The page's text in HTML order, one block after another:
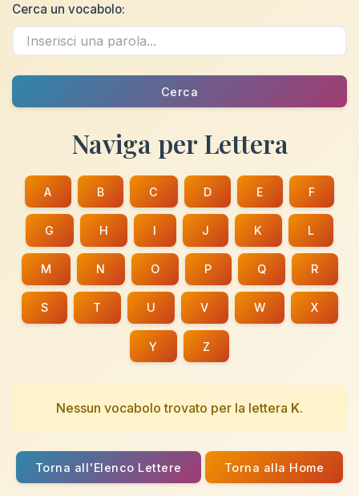
Cerca un vocabolo:
Cerca
Naviga per Lettera
A B C D E F
G H I J K L
M N O P Q R
S T U V W X
Y Z
Nessun vocabolo trovato per la lettera K.
Torna all'Elenco Lettere Torna alla Home